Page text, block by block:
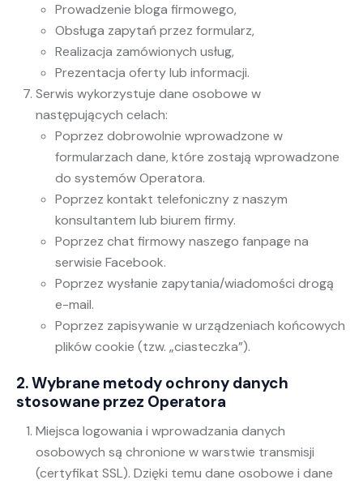
Prowadzenie bloga firmowego,
Obsługa zapytań przez formularz,
Realizacja zamówionych usług,
Prezentacja oferty lub informacji.
Serwis wykorzystuje dane osobowe w
następujących celach:
Poprzez dobrowolnie wprowadzone w
formularzach dane, które zostają wprowadzone
do systemów Operatora.
Poprzez kontakt telefoniczny z naszym
konsultantem lub biurem firmy.
Poprzez chat firmowy naszego fanpage na
serwisie Facebook.
Poprzez wysłanie zapytania/wiadomości drogą
e-mail.
Poprzez zapisywanie w urządzeniach końcowych
plików cookie (tzw. „ciasteczka”).
2. Wybrane metody ochrony danych
stosowane przez Operatora
Miejsca logowania i wprowadzania danych
osobowych są chronione w warstwie transmisji
(certyfikat SSL). Dzięki temu dane osobowe i dane